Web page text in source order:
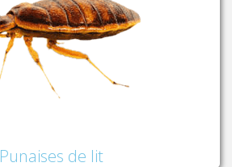
Punaises de lit